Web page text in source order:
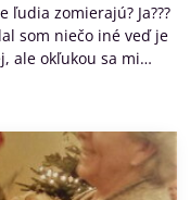
ľudia zomierajú? Ja???
som niečo iné veď je
ale okľukou sa mi
vody"? Dlhé